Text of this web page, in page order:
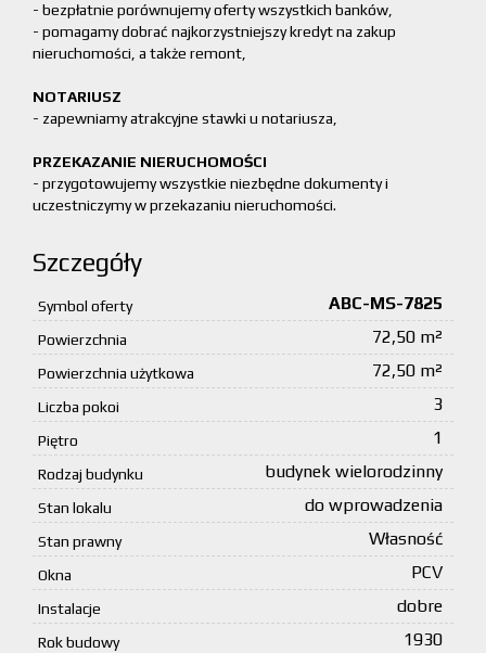
- bezpłatnie porównujemy oferty wszystkich banków,
- pomagamy dobrać najkorzystniejszy kredyt na zakup
nieruchomości, a także remont,
NOTARIUSZ
- zapewniamy atrakcyjne stawki u notariusza,
PRZEKAZANIE NIERUCHOMOŚCI
- przygotowujemy wszystkie niezbędne dokumenty i
uczestniczymy w przekazaniu nieruchomości.
Szczegóły
Symbol oferty ABC-MS-7825
Powierzchnia 72,50 m²
Powierzchnia użytkowa 72,50 m²
Liczba pokoi 3
Piętro 1
Rodzaj budynku budynek wielorodzinny
Stan lokalu do wprowadzenia
Stan prawny Własność
Okna PCV
Instalacje dobre
Rok budowy 1930